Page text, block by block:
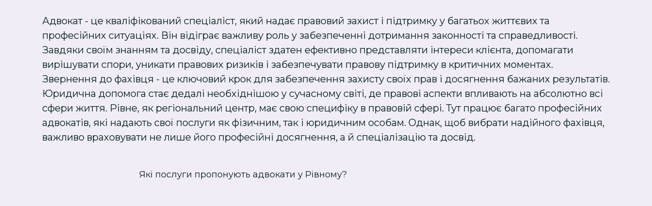
Адвокат - це кваліфікований спеціаліст, який надає правовий захист і підтримку у багатьох життєвих та
професійних ситуаціях. Він відіграє важливу роль у забезпеченні дотримання законності та справедливості.
Завдяки своїм знанням та досвіду, спеціаліст здатен ефективно представляти інтереси клієнта, допомагати
вирішувати спори, уникати правових ризиків і забезпечувати правову підтримку в критичних моментах.
Звернення до фахівця - це ключовий крок для забезпечення захисту своїх прав і досягнення бажаних результатів.
Юридична допомога стає дедалі необхіднішою у сучасному світі, де правові аспекти впливають на абсолютно всі
сфери життя. Рівне, як регіональний центр, має свою специфіку в правовій сфері. Тут працює багато професійних
адвокатів, які надають свої послуги як фізичним, так і юридичним особам. Однак, щоб вибрати надійного фахівця,
важливо враховувати не лише його професійні досягнення, а й спеціалізацію та досвід.
Які послуги пропонують адвокати у Рівному?